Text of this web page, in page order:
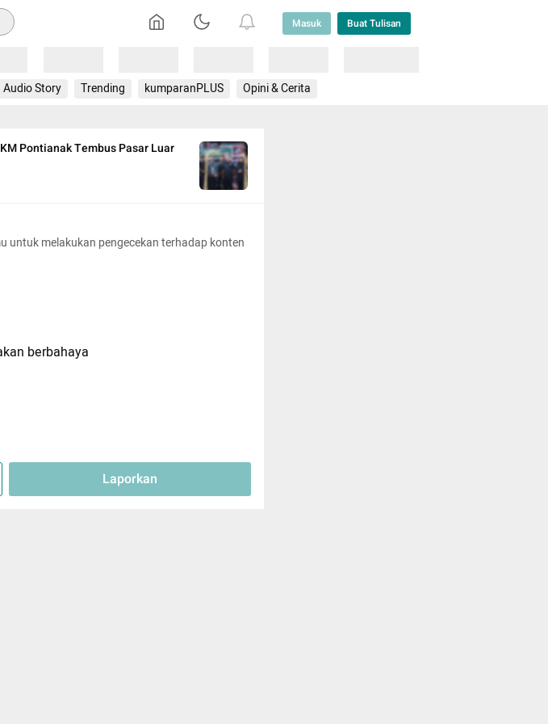
Masuk Buat Tulisan
Audio Story Trending kumparanPLUS Opini & Cerita
Pontianak Tembus Pasar Luar
untuk melakukan pengecekan terhadap konten
berbahaya
Laporkan